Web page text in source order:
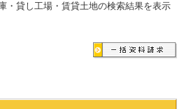
・貸し工場・賃貸土地の検索結果を表示